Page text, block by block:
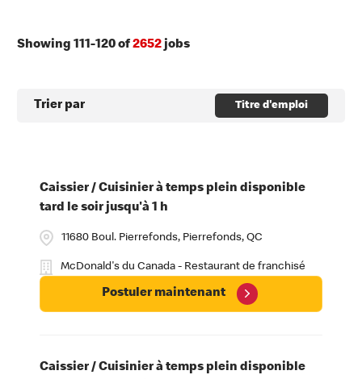
Showing 111-120of2652 jobs
Trier par Titre d'emploi
Caissier / Cuisinier à temps plein disponible
tard le soir jusqu'à 1 h
11680 Boul. Pierrefonds, Pierrefonds, QC
McDonald's du Canada - Restaurant de franchisé
Postuler maintenant
Caissier / Cuisinier à temps plein disponible